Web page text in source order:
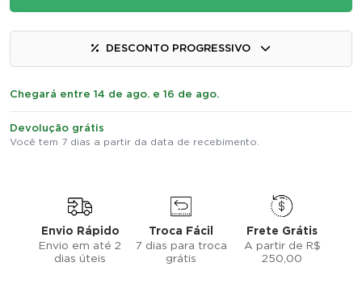
DESCONTO PROGRESSIVO
Chegará entre 14 de ago. e 16 de ago.
Devolução grátis
Você tem 7 dias a partir da data de recebimento.
Envio Rápido
Envio em até 2
dias úteis
Troca Fácil
7 dias para troca
grátis
Frete Grátis
A partir de R$
250,00